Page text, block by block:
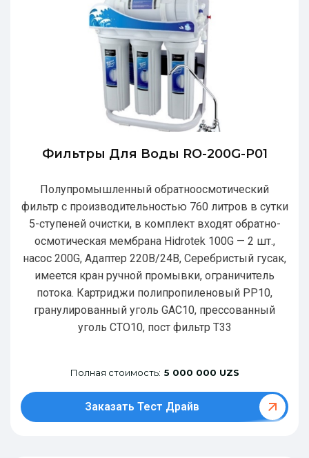
Фильтры Для Воды RO-200G-P01
Полупромышленный обратноосмотический
фильтр с производительностью 760 литров в сутки
5-ступеней очистки, в комплект входят обратно-
осмотическая мембрана Hidrotek 100G — 2 шт.,
насос 200G, Адаптер 220В/24В, Серебристый гусак,
имеется кран ручной промывки, ограничитель
потока. Картриджи полипропиленовый РР10,
гранулированный уголь GAC10, прессованный
уголь CTO10, пост фильтр T33
Полная стоимость: 5 000 000 UZS
Заказать Тест Драйв